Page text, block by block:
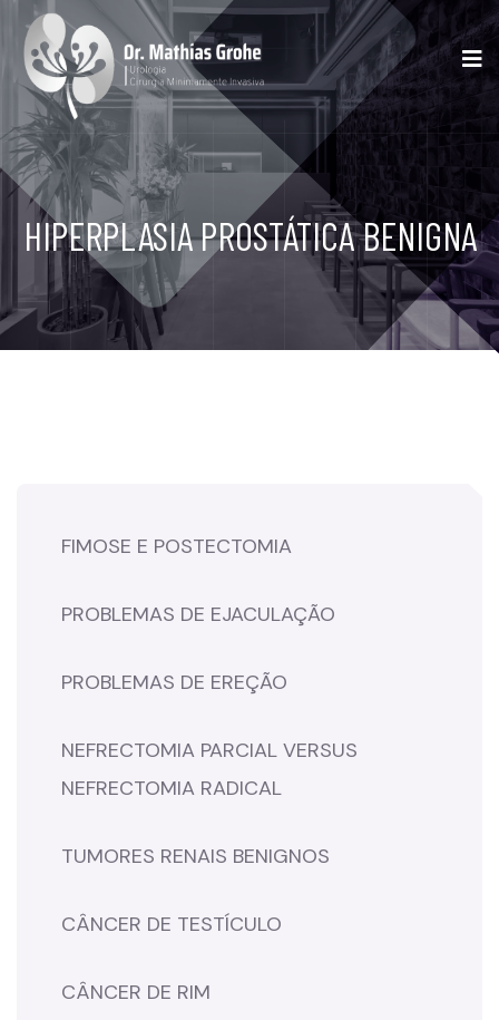
HIPERPLASIA PROSTÁTICA BENIGNA
FIMOSE E POSTECTOMIA
PROBLEMAS DE EJACULAÇÃO
PROBLEMAS DE EREÇÃO
NEFRECTOMIA PARCIAL VERSUS
NEFRECTOMIA RADICAL
TUMORES RENAIS BENIGNOS
CÂNCER DE TESTÍCULO
CÂNCER DE RIM